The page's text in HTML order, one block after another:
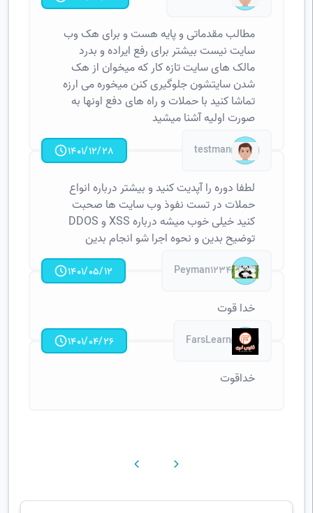
مطالب مقدماتی و پایه هست و برای هک وب
سایت نیست بیشتر برای رفع ایراده و بدرد
مالک های سایت تازه کار که میخوان از هک
شدن سایتشون جلوگیری کنن میخوره می ارزه
تماشا کنید با حملات و راه های دفع اونها به
صورت اولیه آشنا میشید
testman
1401/12/28
لطفا دوره را آپدیت کنید و بیشتر درباره انواع
حملات در تست نفوذ وب سایت ها صحبت
کنید خیلی خوب میشه درباره XSS و DDOS
توضیح بدین و نحوه اجرا شو انجام بدین
Peyman1234
1401/05/12
خدا قوت
FarsLearn
1401/04/26
خداقوت